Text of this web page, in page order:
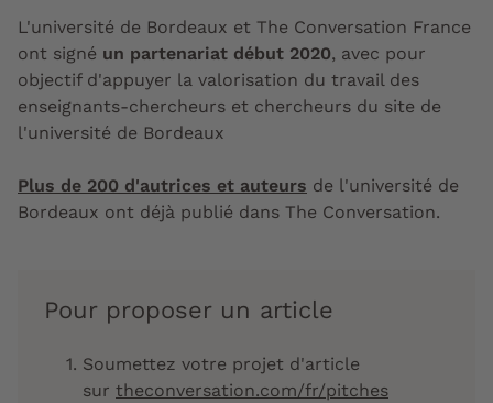
L'université de Bordeaux et The Conversation France
ont signé un partenariat début 2020, avec pour
objectif d'appuyer la valorisation du travail des
enseignants-chercheurs et chercheurs du site de
l'université de Bordeaux
Plus de 200 d'autrices et auteurs de l'université de
Bordeaux ont déjà publié dans The Conversation.
Pour proposer un article
Soumettez votre projet d'article
sur theconversation.com/fr/pitches